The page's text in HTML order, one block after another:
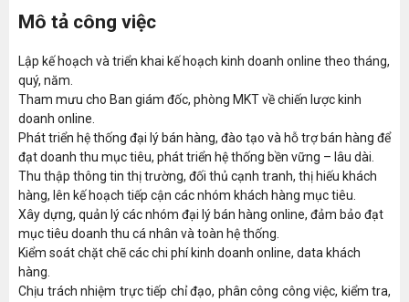
Mô tả công việc
Lập kế hoạch và triển khai kế hoạch kinh doanh online theo tháng,
quý, năm.
Tham mưu cho Ban giám đốc, phòng MKT về chiến lược kinh
doanh online.
Phát triển hệ thống đại lý bán hàng, đào tạo và hỗ trợ bán hàng để
đạt doanh thu mục tiêu, phát triển hệ thống bền vững – lâu dài.
Thu thập thông tin thị trường, đối thủ cạnh tranh, thị hiếu khách
hàng, lên kế hoạch tiếp cận các nhóm khách hàng mục tiêu.
Xây dựng, quản lý các nhóm đại lý bán hàng online, đảm bảo đạt
mục tiêu doanh thu cá nhân và toàn hệ thống.
Kiểm soát chặt chẽ các chi phí kinh doanh online, data khách
hàng.
Chịu trách nhiệm trực tiếp chỉ đạo, phân công công việc, kiểm tra,